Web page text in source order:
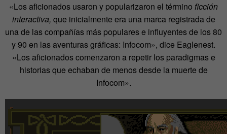
«Los aficionados usaron y popularizaron el término ficción
interactiva, que inicialmente era una marca registrada de
una de las compañías más populares e influyentes de los 80
y 90 en las aventuras gráficas: Infocom», dice Eaglenest.
«Los aficionados comenzaron a repetir los paradigmas e
historias que echaban de menos desde la muerte de
Infocom».